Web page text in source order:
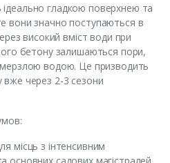
гладкою поверхнею та
вони значно поступаються в
високий вміст води при
бетону залишаються пори,
водою. Це призводить
через 2-3 сезони
місць з інтенсивним
садових магістралей.